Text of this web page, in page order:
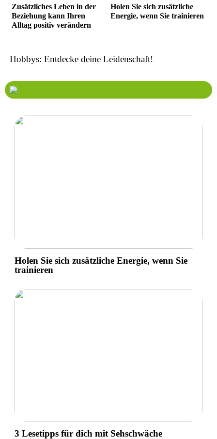
Zusätzliches Leben in der
Beziehung kann Ihren
Alltag positiv verändern
Holen Sie sich zusätzliche
Energie, wenn Sie trainieren
Hobbys: Entdecke deine Leidenschaft!
Holen Sie sich zusätzliche Energie, wenn Sie
trainieren
3 Lesetipps für dich mit Sehschwäche